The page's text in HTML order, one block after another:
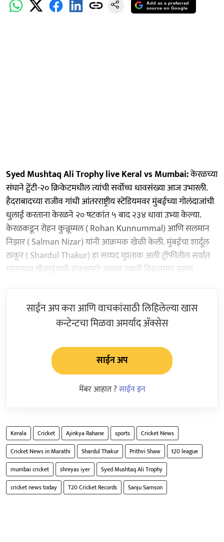
Add as a preferred
source on Google
Syed Mushtaq Ali Trophy live Keral vs Mumbai:केरळच्या
संघाने ट्वेंटी-२० क्रिकेटमधील त्यांची सर्वोच्च धावसंख्या आज उभारली.
हैदराबादच्या राजीव गांधी आंतरराष्ट्रीय स्टेडियमवर मुंबईच्या गोलंदाजांची
धुलाई करताना केरळने २० षटकांत ५ बाद २३४ धावा उभ्या केल्या.
केरळकडून रोहन कुन्नूम्मल ( Rohan Kunnummal) आणि सलमान
निझार ( Salman Nizar) यांनी आक्रमक खेळी केली. मुंबईचा शार्दूल
ठाकूर ( Shardul Thakur) हा सय्यद मुश्ताक अली ट्रॉफीतील सर्वात
महागड्या खेळाडूंमध्ये संयुक्तपणे अव्वल स्थानी विराजमान झाला.
साईन अप करा आणि वाचकांसाठी लिहिलेल्या खास
कन्टेन्टचा मिळवा अमर्याद ॲक्सेस
साईन अप
मेंबर आहात ?साईन इन
Kerala Cricket Ajinkya Rahane sports
Cricket News
Cricket News in Marathi
Shardul Thakur Prithvi Shaw
t20 league
mumbai cricket
shreyas iyer
Syed Mushtaq Ali Trophy
cricket news today
T20 Cricket Records Sanju Samson